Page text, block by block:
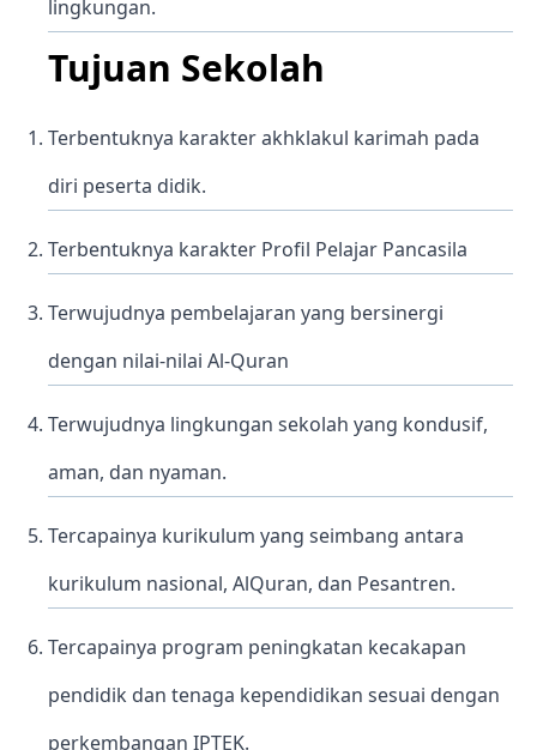
lingkungan.
Tujuan Sekolah
Terbentuknya karakter akhklakul karimah pada
diri peserta didik.
Terbentuknya karakter Profil Pelajar Pancasila
Terwujudnya pembelajaran yang bersinergi
dengan nilai-nilai Al-Quran
Terwujudnya lingkungan sekolah yang kondusif,
aman, dan nyaman.
Tercapainya kurikulum yang seimbang antara
kurikulum nasional, AlQuran, dan Pesantren.
Tercapainya program peningkatan kecakapan
pendidik dan tenaga kependidikan sesuai dengan
perkembangan IPTEK.